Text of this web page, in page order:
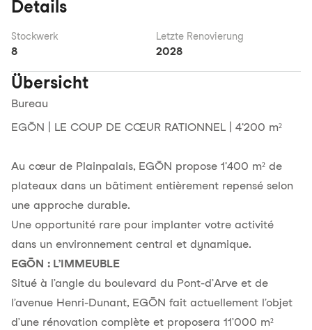
Details
Stockwerk
8
Letzte Renovierung
2028
Übersicht
Bureau
EGŌN | LE COUP DE CŒUR RATIONNEL | 4'200 m²
Au cœur de Plainpalais, EGŌN propose 1'400 m² de
plateaux dans un bâtiment entièrement repensé selon
une approche durable.
Une opportunité rare pour implanter votre activité
dans un environnement central et dynamique.
EGŌN : L’IMMEUBLE
Situé à l’angle du boulevard du Pont-d’Arve et de
l’avenue Henri-Dunant, EGŌN fait actuellement l’objet
d’une rénovation complète et proposera 11’000 m²